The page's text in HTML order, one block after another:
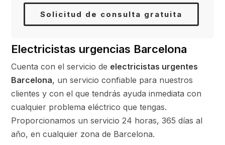
Solicitud de consulta gratuita
Electricistas urgencias Barcelona
Cuenta con el servicio de electricistas urgentes
Barcelona, un servicio confiable para nuestros
clientes y con el que tendrás ayuda inmediata con
cualquier problema eléctrico que tengas.
Proporcionamos un servicio 24 horas, 365 días al
año, en cualquier zona de Barcelona.